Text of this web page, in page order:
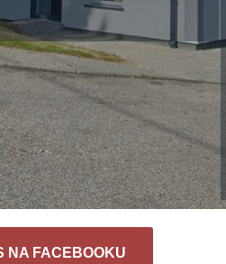
NA FACEBOOKU